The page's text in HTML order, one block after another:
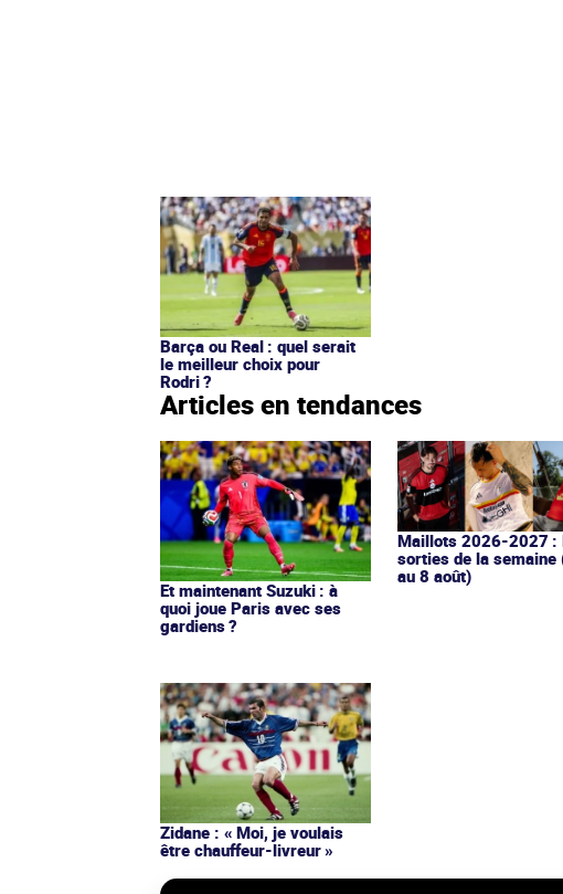
Barça ou Real : quel serait
le meilleur choix pour
Rodri ?
Articles en tendances
Et maintenant Suzuki : à
quoi joue Paris avec ses
gardiens ?
Maillots 2026-2027 :
sorties de la semaine
au 8 août)
Zidane : « Moi, je voulais
être chauffeur-livreur »